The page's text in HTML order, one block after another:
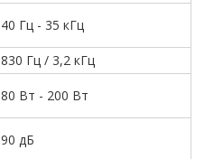
40 Гц - 35 кГц
830 Гц / 3,2 кГц
80 Вт - 200 Вт
90 дБ